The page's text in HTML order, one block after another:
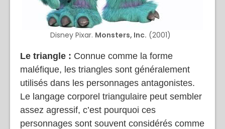
Disney Pixar. Monsters, Inc. (2001)
Le triangle : Connue comme la forme
maléfique, les triangles sont généralement
utilisés dans les personnages antagonistes.
Le langage corporel triangulaire peut sembler
assez agressif, c’est pourquoi ces
personnages sont souvent considérés comme